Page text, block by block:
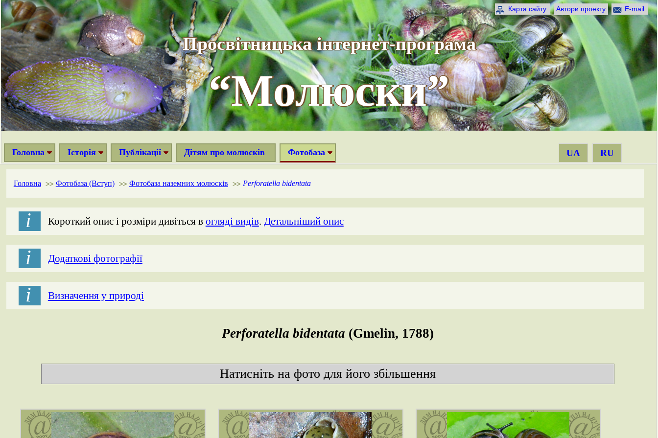
Карта сайту Автори проекту E-mail
Просвітницька інтернет-програма
“Молюски”
Головна Історія Публікації Дітям про молюсків Фотобаза UA RU
Головна >> Фотобаза (Вступ) >> Фотобаза наземних молюсків >> Perforatella bidentata
і Короткий опис і розміри дивіться в огляді видів. Детальніший опис
і Додаткові фотографії
і Визначення у природі
Perforatella bidentata (Gmelin, 1788)
Натисніть на фото для його збільшення